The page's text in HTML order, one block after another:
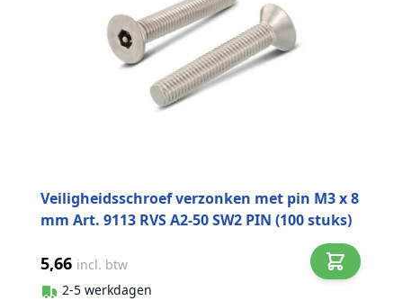
Veiligheidsschroef verzonken met pin M3 x 8
mm Art. 9113 RVS A2-50 SW2 PIN (100 stuks)
5,66 incl. btw
2-5 werkdagen